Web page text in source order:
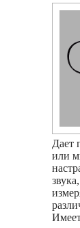
Дает
или